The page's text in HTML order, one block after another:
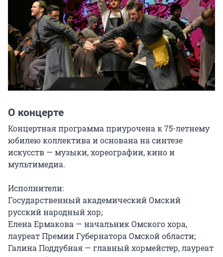
О концерте
Концертная программа приурочена к 75-летнему
юбилею коллектива и основана на синтезе
искусств — музыки, хореографии, кино и
мультимедиа.
Исполнители:
Государственный академический Омский
русский народный хор;
Елена Ермакова — начальник Омского хора,
лауреат Премии Губернатора Омской области;
Галина Поддубная — главный хормейстер, лауреат